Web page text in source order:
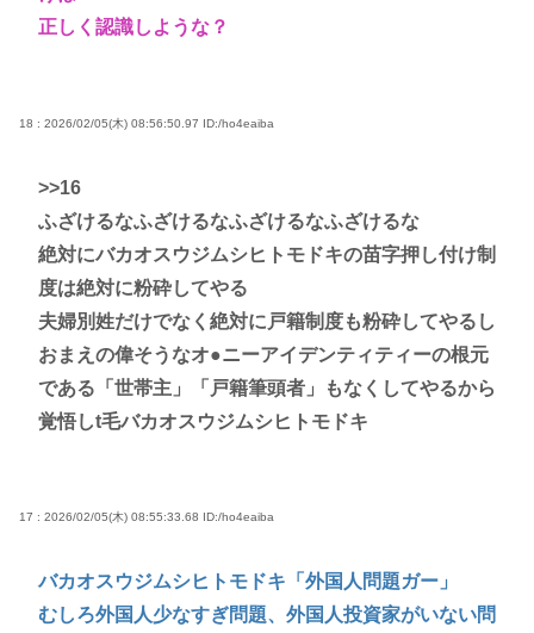
正しく認識しような？
18 : 2026/02/05(木) 08:56:50.97 ID:/ho4eaiba
>>16
ふざけるなふざけるなふざけるなふざけるな
絶対にバカオスウジムシヒトモドキの苗字押し付け制
度は絶対に粉砕してやる
夫婦別姓だけでなく絶対に戸籍制度も粉砕してやるし
おまえの偉そうなオ●ニーアイデンティティーの根元
である「世帯主」「戸籍筆頭者」もなくしてやるから
覚悟しt毛バカオスウジムシヒトモドキ
17 : 2026/02/05(木) 08:55:33.68 ID:/ho4eaiba
バカオスウジムシヒトモドキ「外国人問題ガー」
むしろ外国人少なすぎ問題、外国人投資家がいない問